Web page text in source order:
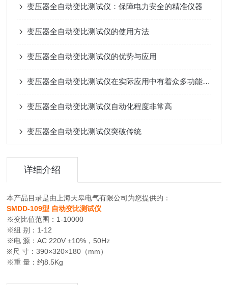
变压器全自动变比测试仪：保障电力安全的精准仪器
变压器全自动变比测试仪的使用方法
变压器全自动变比测试仪的优势与应用
变压器全自动变比测试仪在实际应用中有着众多功能特点
变压器全自动变比测试仪自动化程度非常高
变压器全自动变比测试仪突破传统
详细介绍
本产品目录是由上海天皋电气有限公司为您提供的：
SMDD-109型 自动变比测试仪
※变比值范围：1-10000
※组 别：1-12
※电 源：AC 220V ±10%，50Hz
※尺 寸：390×320×180（mm）
※重 量：约8.5Kg